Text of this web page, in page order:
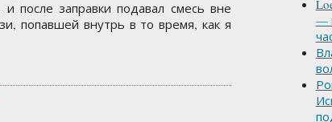
после заправки подавал смесь вне
попавшей внутрь в то время, как я
—